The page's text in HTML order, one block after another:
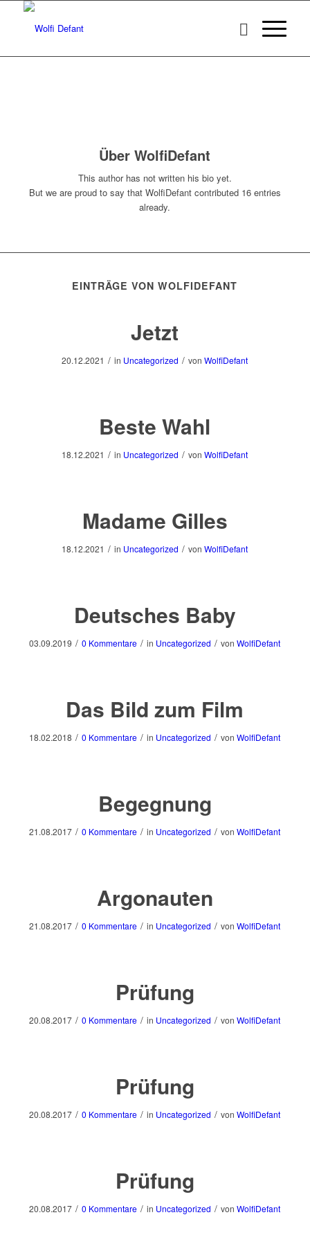
ÜberWolfiDefant
This author has not written his bio yet.
But we are proud to say that WolfiDefantcontributed 16 entries
already.
EINTRÄGE VON WOLFIDEFANT
Jetzt
20.12.2021 / in Uncategorized / vonWolfiDefant
Beste Wahl
18.12.2021 / in Uncategorized / vonWolfiDefant
Madame Gilles
18.12.2021 / in Uncategorized / vonWolfiDefant
Deutsches Baby
03.09.2019 / 0 Kommentare / in Uncategorized / vonWolfiDefant
Das Bild zum Film
18.02.2018 / 0 Kommentare / in Uncategorized / vonWolfiDefant
Begegnung
21.08.2017 / 0 Kommentare / in Uncategorized / vonWolfiDefant
Argonauten
21.08.2017 / 0 Kommentare / in Uncategorized / vonWolfiDefant
Prüfung
20.08.2017 / 0 Kommentare / in Uncategorized / vonWolfiDefant
Prüfung
20.08.2017 / 0 Kommentare / in Uncategorized / vonWolfiDefant
Prüfung
20.08.2017 / 0 Kommentare / in Uncategorized / vonWolfiDefant